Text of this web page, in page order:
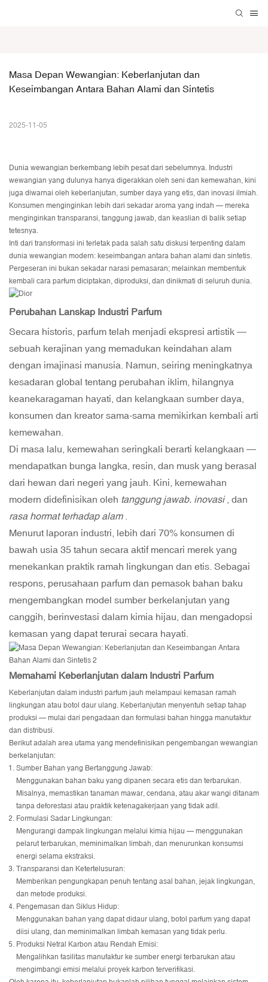
Masa Depan Wewangian: Keberlanjutan dan
Keseimbangan Antara Bahan Alami dan Sintetis
2025-11-05
Dunia wewangian berkembang lebih pesat dari sebelumnya. Industri
wewangian yang dulunya hanya digerakkan oleh seni dan kemewahan, kini
juga diwarnai oleh keberlanjutan, sumber daya yang etis, dan inovasi ilmiah.
Konsumen menginginkan lebih dari sekadar aroma yang indah — mereka
menginginkan transparansi, tanggung jawab, dan keaslian di balik setiap
tetesnya.
Inti dari transformasi ini terletak pada salah satu diskusi terpenting dalam
dunia wewangian modern: keseimbangan antara bahan alami dan sintetis.
Pergeseran ini bukan sekadar narasi pemasaran; melainkan membentuk
kembali cara parfum diciptakan, diproduksi, dan dinikmati di seluruh dunia.
Perubahan Lanskap Industri Parfum
Secara historis, parfum telah menjadi ekspresi artistik —
sebuah kerajinan yang memadukan keindahan alam
dengan imajinasi manusia. Namun, seiring meningkatnya
kesadaran global tentang perubahan iklim, hilangnya
keanekaragaman hayati, dan kelangkaan sumber daya,
konsumen dan kreator sama-sama memikirkan kembali arti
kemewahan.
Di masa lalu, kemewahan seringkali berarti kelangkaan —
mendapatkan bunga langka, resin, dan musk yang berasal
dari hewan dari negeri yang jauh. Kini, kemewahan
modern didefinisikan oleh tanggung jawab. inovasi, dan
rasa hormat terhadap alam.
Menurut laporan industri, lebih dari 70% konsumen di
bawah usia 35 tahun secara aktif mencari merek yang
menekankan praktik ramah lingkungan dan etis. Sebagai
respons, perusahaan parfum dan pemasok bahan baku
mengembangkan model sumber berkelanjutan yang
canggih, berinvestasi dalam kimia hijau, dan mengadopsi
kemasan yang dapat terurai secara hayati.
Memahami Keberlanjutan dalam Industri Parfum
Keberlanjutan dalam industri parfum jauh melampaui kemasan ramah
lingkungan atau botol daur ulang. Keberlanjutan menyentuh setiap tahap
produksi — mulai dari pengadaan dan formulasi bahan hingga manufaktur
dan distribusi.
Berikut adalah area utama yang mendefinisikan pengembangan wewangian
berkelanjutan:
Sumber Bahan yang Bertanggung Jawab:
Menggunakan bahan baku yang dipanen secara etis dan terbarukan.
Misalnya, memastikan tanaman mawar, cendana, atau akar wangi ditanam
tanpa deforestasi atau praktik ketenagakerjaan yang tidak adil.
Formulasi Sadar Lingkungan:
Mengurangi dampak lingkungan melalui kimia hijau — menggunakan
pelarut terbarukan, meminimalkan limbah, dan menurunkan konsumsi
energi selama ekstraksi.
Transparansi dan Ketertelusuran:
Memberikan pengungkapan penuh tentang asal bahan, jejak lingkungan,
dan metode produksi.
Pengemasan dan Siklus Hidup:
Menggunakan bahan yang dapat didaur ulang, botol parfum yang dapat
diisi ulang, dan meminimalkan limbah kemasan yang tidak perlu.
Produksi Netral Karbon atau Rendah Emisi:
Mengalihkan fasilitas manufaktur ke sumber energi terbarukan atau
mengimbangi emisi melalui proyek karbon terverifikasi.